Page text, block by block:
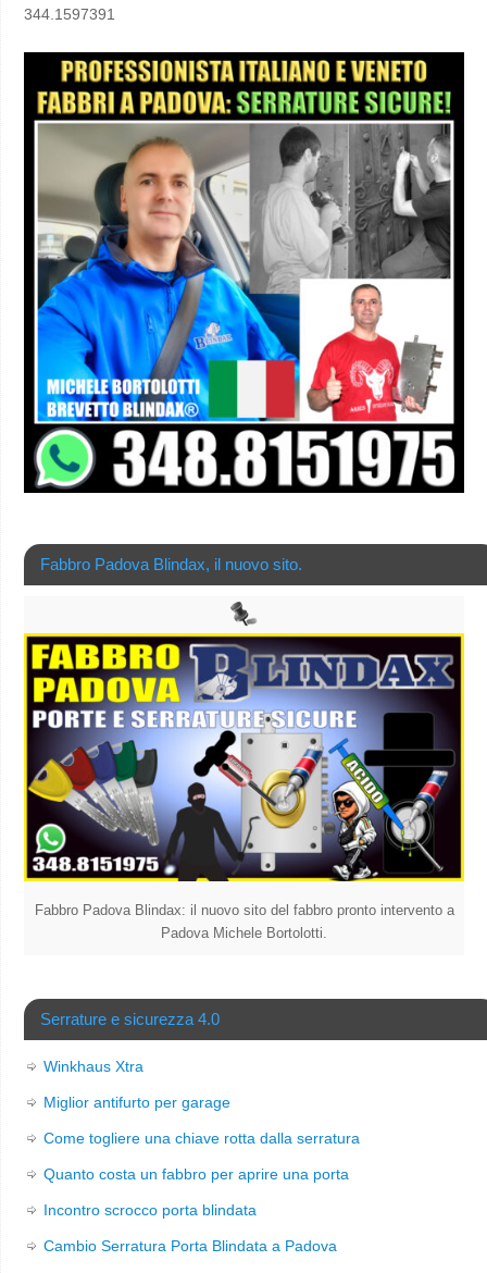
344.1597391
Fabbro Padova Blindax, il nuovo sito.
Fabbro Padova Blindax: il nuovo sito del fabbro pronto intervento a
Padova Michele Bortolotti.
Serrature e sicurezza 4.0
Winkhaus Xtra
Miglior antifurto per garage
Come togliere una chiave rotta dalla serratura
Quanto costa un fabbro per aprire una porta
Incontro scrocco porta blindata
Cambio Serratura Porta Blindata a Padova